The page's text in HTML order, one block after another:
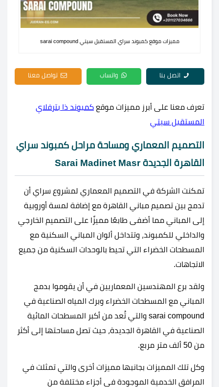
مميزات موقع كمبوند سراي المستقبل سيتي sarai compound
اتصل بنا واتساب تواصل معنا
تعرف معنا على أبرز مميزات موقع كمبوند ذا بترفلاي
المستقبل سيتي
التصميم المعماري ومساحة مراحل كمبوند سراي
القاهرة الجديدة Sarai Madinet Masr
تمكنت الشركة في التصميم المعماري لمشروع سراي أن
تدمج بين تصميم مباني القاهرة مع إضافة لمسة أوروبية
إلى المباني مما أضفى طابعًا مميزًا على التصميم الخارجي
والداخلي للكمبوند، وتتداخل ألوان المباني السكنية مع
المسطحات الخضراء التي تحيط بالوحدات السكنية من جميع
الاتجاهات.
ولقد برع المهندسين المعماريين في أن يقوموا بدمج
المباني مع المسطحات الخضراء وبرك المياه الصناعية في
sarai compound والتي تُعد من أكبر المسطحات المائية
الصناعية في القاهرة الجديدة، حيث تصل مساحتها إلى أكثر
من 50 ألف متر مربع.
وكل تلك المميزات بجانبها مميزات أخرى والتي تمثلت في
المرافق الخدمية الموجودة في أجزاء مختلفة من